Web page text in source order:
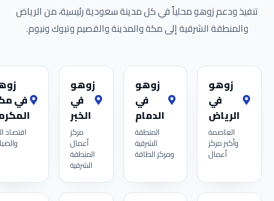
تنفيذ ودعم زوهو محلياً في كل مدينة سعودية رئيسية، من الرياض
والمنطقة الشرقية إلى مكة والمدينة والقصيم وتبوك ونيوم.
زوهو
في
الرياض
العاصمة
وأكبر مركز
أعمال
زوهو
في
الدمام
المنطقة
الشرقية
ومركز الطاقة
زوهو
في
الخبر
مركز
أعمال
المنطقة
الشرقية
في
اقتصاد